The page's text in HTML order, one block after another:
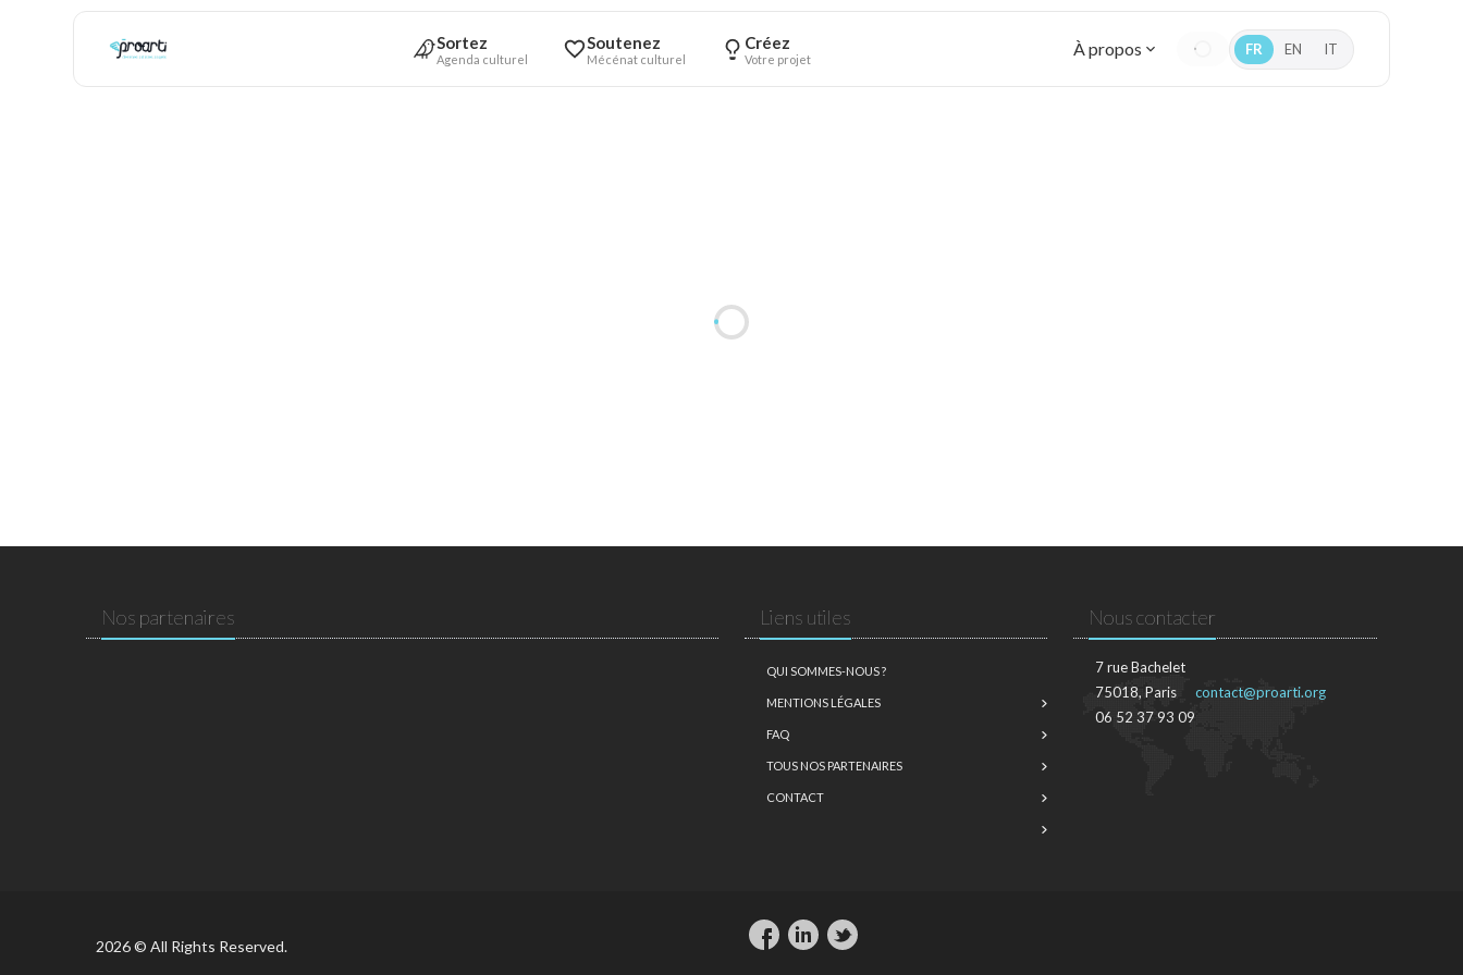
Sortez
Agenda culturel
Soutenez
Mécénat culturel
Créez
Votre projet À propos FR EN IT
Nos partenaires Liens utiles
QUI SOMMES-NOUS ?
MENTIONS LÉGALES
FAQ
TOUS NOS PARTENAIRES
CONTACT
Nous contacter
7 rue Bachelet
75018, Paris
06 52 37 93 09
contact@proarti.org
2026 © All Rights Reserved.